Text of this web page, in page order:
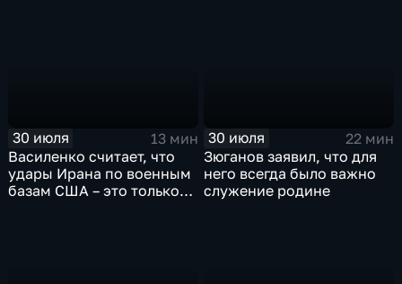
30 июля
13 мин
Василенко считает, что
удары Ирана по военным
базам США – это только
30 июля
22 мин
Зюганов заявил, что для
него всегда было важно
служение родине